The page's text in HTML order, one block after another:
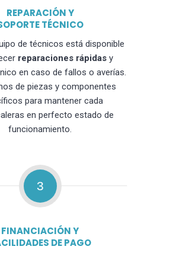
REPARACIÓN Y
TÉCNICO
de técnicos está disponible
reparaciones rápidas y
en caso de fallos o averías.
de piezas y componentes
para mantener cada
en perfecto estado de
funcionamiento.
3
FINANCIACIÓN Y
DE PAGO